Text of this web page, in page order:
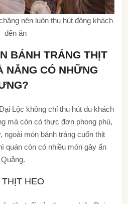
nên luôn thu hút đông khách
đến ăn
BÁNH TRÁNG THỊT
NẴNG CÓ NHỮNG
Lộc không chỉ thu hút du khách
mà còn có thực đơn phong phú,
ngoài món bánh tráng cuốn thịt
quán còn có nhiều món gây ấn
HEO